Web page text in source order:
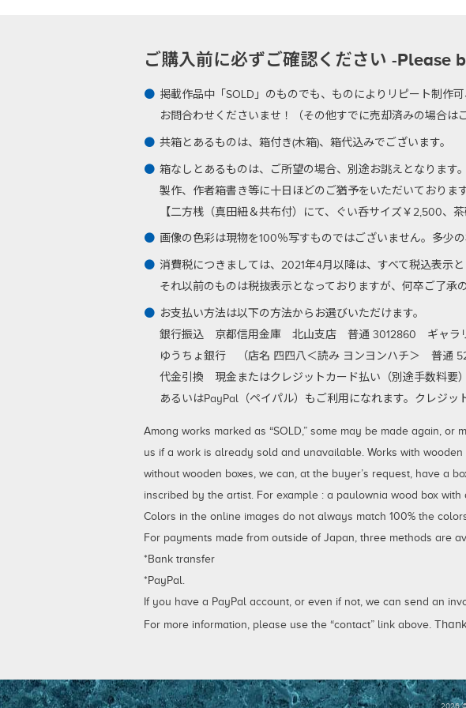
ご購入前に必ずご確認ください -
掲載作品中「SOLD」のものでも、ものによりリピート制作
お問合わせくださいませ！（その他すでに売却済みの場合は
共箱とあるものは、箱付き(木箱)、箱代込みでございます。
箱なしとあるものは、ご所望の場合、別途お誂えとなります。
製作、作者箱書き等に十日ほどのご猶予をいただいております
【二方桟（真田紐＆共布付）にて、ぐい呑サイズ￥2,500、
画像の色彩は現物を100％写すものではございません。多少
消費税につきましては、2021年4月以降は、すべて税込表示と
それ以前のものは税抜表示となっておりますが、何卒ご了承
お支払い方法は以下の方法からお選びいただけます。
銀行振込 京都信用金庫 北山支店 普通 3012860 ギャラ
ゆうちょ銀行 （店名 四四八＜読み ヨンヨンハチ＞ 普通
代金引換 現金またはクレジットカード払い（別途手数料要）
あるいはPayPal（ペイパル）もご利用になれます。クレジッ
Among works marked as “SOLD,” some may be made again,
us if a work is already sold and unavailable. Works with
without wooden boxes, we can, at the buyer’s request, have a
inscribed by the artist. For example : a paulownia wood box
Colors in the online images do not always match 100% the
For payments made from outside of Japan, three methods are
*Bank transfer
*PayPal.
If you have a PayPal account, or even if not, we can send an
For more information, please use the “contact” link above .
2026